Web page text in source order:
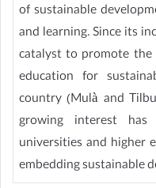
of sustainable
and learning. Since its
catalyst to promote
education for
country (Mulà and
growing interest has
universities and higher
embedding sustainable